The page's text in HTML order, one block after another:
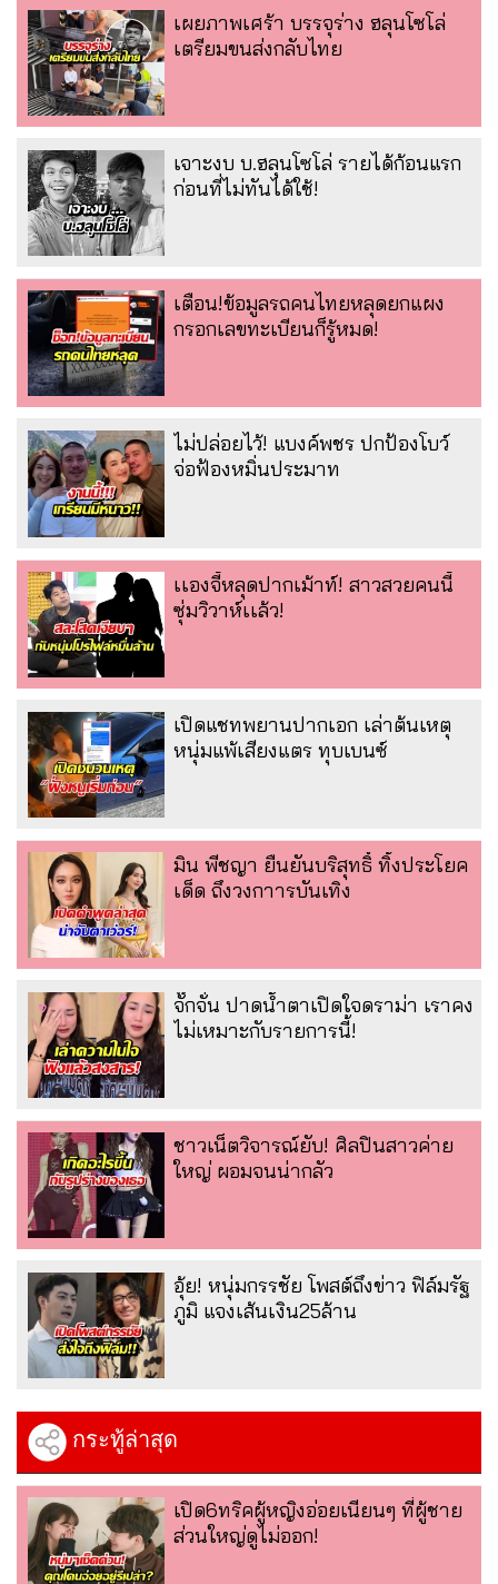
เผยภาพเศร้า บรรจุร่าง ฮลุนโซโล่
เตรียมขนส่งกลับไทย
เจาะงบ บ.ฮลุนโซโล่ รายได้ก้อนแรก
ก่อนที่ไม่ทันได้ใช้!
เตือน!ข้อมูลรถคนไทยหลุดยกแผง
กรอกเลขทะเบียนก็รู้หมด!
ไม่ปล่อยไว้! แบงค์พชร ปกป้องโบว์
จ่อฟ้องหมิ่นประมาท
เเองจี้หลุดปากเม้าท์! สาวสวยคนนี้
ซุ่มวิวาห์เเล้ว!
เปิดแชทพยานปากเอก เล่าต้นเหตุ
หนุ่มแพ้เสียงแตร ทุบเบนซ์
มิน พีชญา ยืนยันบริสุทธิ์ ทิ้งประโยค
เด็ด ถึงวงกาารบันเทิง
จั๊กจั่น ปาดน้ำตาเปิดใจดราม่า เราคง
ไม่เหมาะกับรายการนี้!
ชาวเน็ตวิจารณ์ยับ! ศิลปินสาวค่าย
ใหญ่ ผอมจนน่ากลัว
อุ้ย! หนุ่มกรรชัย โพสต์ถึงข่าว ฟิล์มรัฐ
ภูมิ แจงเส้นเงิน25ล้าน
กระทู้ล่าสุด
เปิด6ทริคผู้หญิงอ่อยเนียนๆ ที่ผู้ชาย
ส่วนใหญ่ดูไม่ออก!